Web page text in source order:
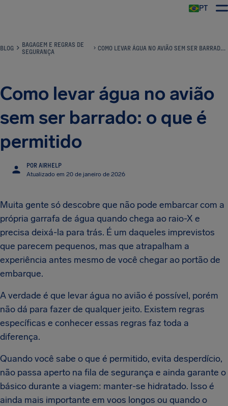
PT
BLOG
BAGAGEM E REGRAS DE
SEGURANÇA
COMO LEVAR ÁGUA NO AVIÃO SEM SER BARRADO: O QUE É PERMITIDO
Como levar água no avião
sem ser barrado: o que é
permitido
POR AIRHELP
Atualizado em 20 de janeiro de 2026
Muita gente só descobre que não pode embarcar com a
própria garrafa de água quando chega ao raio-X e
precisa deixá-la para trás. É um daqueles imprevistos
que parecem pequenos, mas que atrapalham a
experiência antes mesmo de você chegar ao portão de
embarque.
A verdade é que levar água no avião é possível, porém
não dá para fazer de qualquer jeito. Existem regras
específicas e conhecer essas regras faz toda a
diferença.
Quando você sabe o que é permitido, evita desperdício,
não passa aperto na fila de segurança e ainda garante o
básico durante a viagem: manter-se hidratado. Isso é
ainda mais importante em voos longos ou quando o